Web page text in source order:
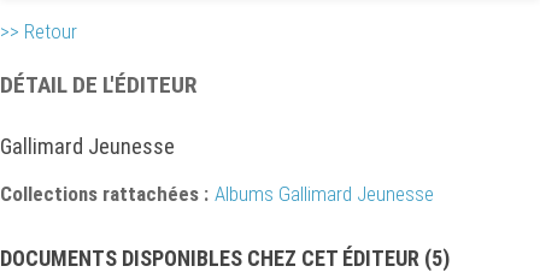
>> Retour
DÉTAIL DE L'ÉDITEUR
Gallimard Jeunesse
Collections rattachées : Albums Gallimard Jeunesse
DOCUMENTS DISPONIBLES CHEZ CET ÉDITEUR (5)